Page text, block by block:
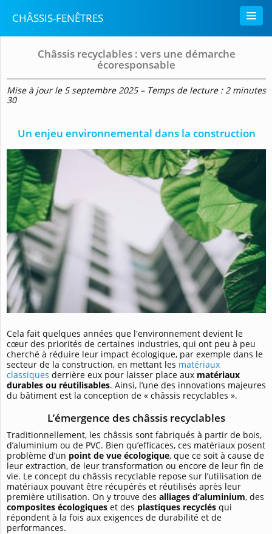
CHÂSSIS-FENÊTRES
Châssis recyclables : vers une démarche
écoresponsable
Mise à jour le 5 septembre 2025 – Temps de lecture : 2 minutes
30
Un enjeu environnemental dans la construction
Cela fait quelques années que l'environnement devient le
cœur des priorités de certaines industries, qui ont peu à peu
cherché à réduire leur impact écologique, par exemple dans le
secteur de la construction, en mettant les matériaux
classiques derrière eux pour laisser place aux matériaux
durables ou réutilisables. Ainsi, l’une des innovations majeures
du bâtiment est la conception de « châssis recyclables ».
L’émergence des châssis recyclables
Traditionnellement, les châssis sont fabriqués à partir de bois,
d’aluminium ou de PVC. Bien qu’efficaces, ces matériaux posent
problème d’un point de vue écologique, que ce soit à cause de
leur extraction, de leur transformation ou encore de leur fin de
vie. Le concept du châssis recyclable repose sur l’utilisation de
matériaux pouvant être récupérés et réutilisés après leur
première utilisation. On y trouve des alliages d’aluminium, des
composites écologiques et des plastiques recyclés qui
répondent à la fois aux exigences de durabilité et de
performances.